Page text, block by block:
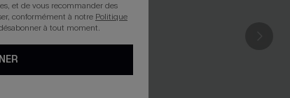
et de vous recommander des
conformément à notre Politique
à tout moment.